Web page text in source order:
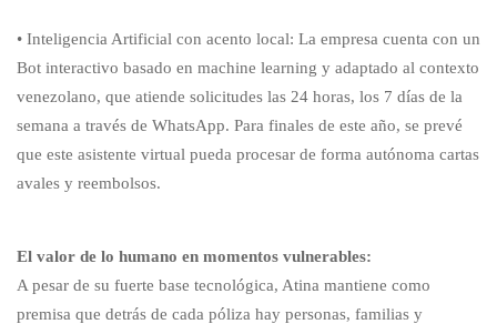
• Inteligencia Artificial con acento local: La empresa cuenta con un
Bot interactivo basado en machine learning y adaptado al contexto
venezolano, que atiende solicitudes las 24 horas, los 7 días de la
semana a través de WhatsApp. Para finales de este año, se prevé
que este asistente virtual pueda procesar de forma autónoma cartas
avales y reembolsos.
El valor de lo humano en momentos vulnerables:
A pesar de su fuerte base tecnológica, Atina mantiene como
premisa que detrás de cada póliza hay personas, familias y